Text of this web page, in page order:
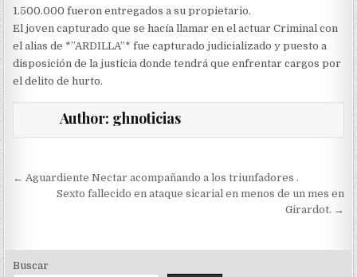
1.500.000 fueron entregados a su propietario.
El joven capturado que se hacía llamar en el actuar Criminal con
el alias de *”ARDILLA”* fue capturado judicializado y puesto a
disposición de la justicia donde tendrá que enfrentar cargos por
el delito de hurto.
Author: ghnoticias
Navegación
← Aguardiente Nectar acompañando a los triunfadores .
Sexto fallecido en ataque sicarial en menos de un mes en
Girardot. →
Buscar